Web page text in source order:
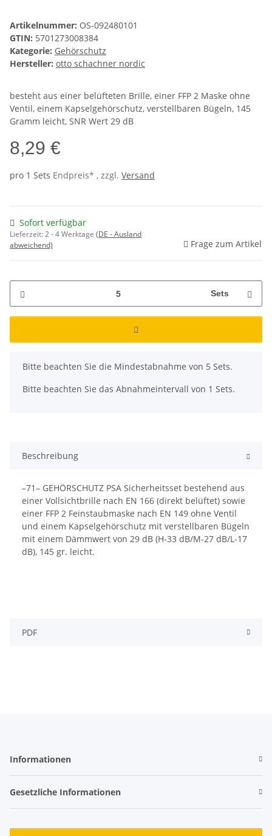
Artikelnummer: OS-092480101
GTIN: 5701273008384
Kategorie: Gehörschutz
Hersteller: otto schachner nordic
besteht aus einer belüfteten Brille, einer FFP 2 Maske ohne
Ventil, einem Kapselgehörschutz, verstellbaren Bügeln, 145
Gramm leicht, SNR Wert 29 dB
8,29 €
pro 1 Sets Endpreis* , zzgl. Versand
Sofort verfügbar
Lieferzeit:2 - 4 Werktage (DE - Ausland
abweichend)
Frage zum Artikel
Sets
x
Bitte beachten Sie die Mindestabnahme von 5 Sets.
Bitte beachten Sie das Abnahmeintervall von 1 Sets.
Beschreibung
–71– GEHÖRSCHUTZ PSA Sicherheitsset bestehend aus
einer Vollsichtbrille nach EN 166 (direkt belüftet) sowie
einer FFP 2 Feinstaubmaske nach EN 149 ohne Ventil
und einem Kapselgehörschutz mit verstellbaren Bügeln
mit einem Dämmwert von 29 dB (H-33 dB/M-27 dB/L-17
dB), 145 gr. leicht.
PDF
Informationen
Gesetzliche Informationen